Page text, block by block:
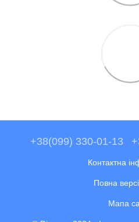
+38(099) 330-01-13
Контактна
Повна
Мапа